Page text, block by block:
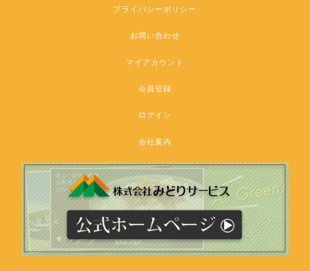
プライバシーポリシー
お問い合わせ
マイアカウント
会員登録
ログイン
会社案内